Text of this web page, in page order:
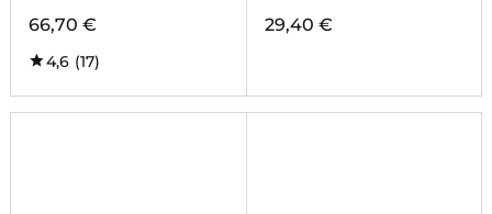
66,70 €
4,6 (17)
29,40 €